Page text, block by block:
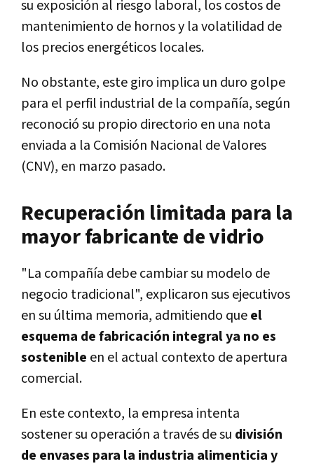
su exposición al riesgo laboral, los costos de
mantenimiento de hornos y la volatilidad de
los precios energéticos locales.
No obstante, este giro implica un duro golpe
para el perfil industrial de la compañía, según
reconoció su propio directorio en una nota
enviada a la Comisión Nacional de Valores
(CNV), en marzo pasado.
Recuperación limitada para la
mayor fabricante de vidrio
"La compañía debe cambiar su modelo de
negocio tradicional", explicaron sus ejecutivos
en su última memoria, admitiendo queel
esquema de fabricación integral ya no es
sostenible en el actual contexto de apertura
comercial.
En este contexto, la empresa intenta
sostener su operación a través de su división
de envases para la industria alimenticia y